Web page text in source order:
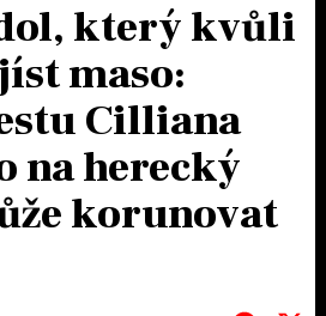
který kvůli
maso:
Cilliana
na herecký
korunovat